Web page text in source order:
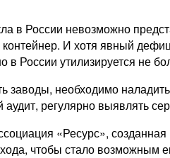
в России невозможно
И хотя явный
России утилизируется не
необходимо
регулярно выявлять
«Ресурс»,
чтобы стало